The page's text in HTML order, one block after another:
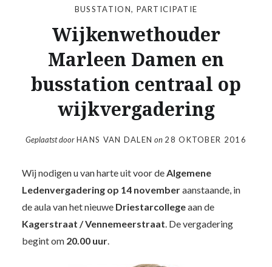
BUSSTATION, PARTICIPATIE
Wijkenwethouder
Marleen Damen en
busstation centraal op
wijkvergadering
Geplaatst doorHANS VAN DALEN on 28 OKTOBER 2016
Wij nodigen u van harte uit voor de Algemene
Ledenvergadering op 14 novemberaanstaande, in
de aula van het nieuwe Driestarcollegeaan de
Kagerstraat / Vennemeerstraat . De vergadering
begint om 20.00 uur.